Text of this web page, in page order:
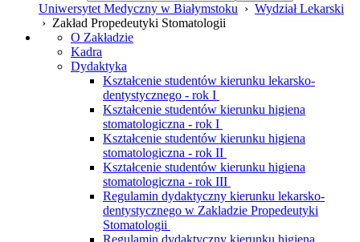
Uniwersytet Medyczny w Białymstoku › Wydział Lekarski
› Zakład Propedeutyki Stomatologii
O Zakładzie
Kadra
Dydaktyka
Kształcenie studentów kierunku lekarsko-
dentystycznego - rok I
Kształcenie studentów kierunku higiena
stomatologiczna - rok I
Kształcenie studentów kierunku higiena
stomatologiczna - rok II
Kształcenie studentów kierunku higiena
stomatologiczna - rok III
Regulamin dydaktyczny kierunku lekarsko-
dentystycznego w Zakladzie Propedeutyki
Stomatologii
Regulamin dydaktyczny kierunku higiena